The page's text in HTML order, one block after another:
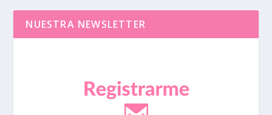
NUESTRA NEWSLETTER